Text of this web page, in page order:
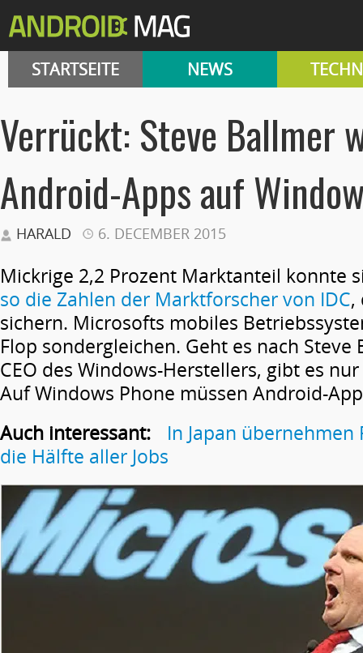
STARTSEITE NEWS
Verrückt: Steve Ballmer
Android-Apps auf
HARALD 6. DECEMBER 2015
Mickrige 2,2 Prozent Marktanteil konnte
so die Zahlen der Marktforscher von IDC,
sichern. Microsofts mobiles
Flop sondergleichen. Geht es nach
CEO des Windows-Herstellers, gibt es
Auf Windows Phone müssen Android-
Auch interessant:
In Japan übernehmen
die Hälfte aller Jobs